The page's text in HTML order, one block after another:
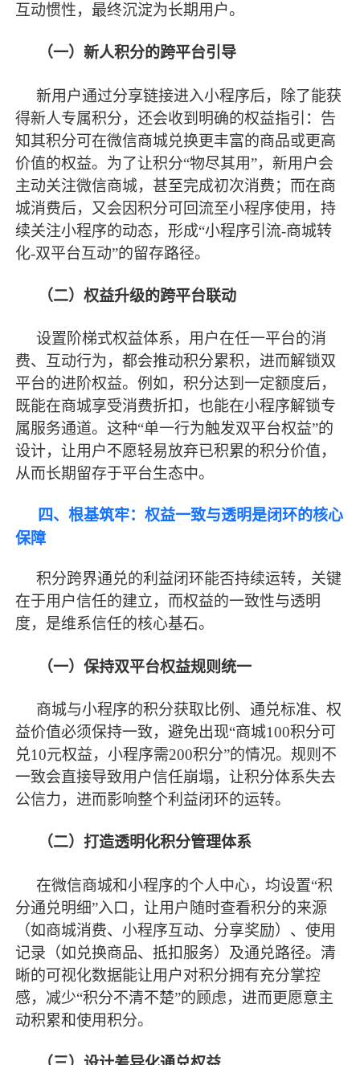
互动惯性， 最终沉淀为长期用户。
（一）新人积分的跨平台引导
新用户通过分享链接进入小程序后，除了能获
得新人专属积分，还会收到明确的权益指引：告
知其积分可在微信商城兑换更丰富的商品或更高
价值的权益。为了让积分“物尽其用”，新用户会
主动关注微信商城，甚至完成初次消费；而在商
城消费后，又会因积分可回流至小程序使用，持
续关注小程序的动态，形成“小程序引流-商城转
化-双平台互动”的留存路径。
（二）权益升级的跨平台联动
设置阶梯式权益体系，用户在任一平台的消
费、互动行为，都会推动积分累积，进而解锁双
平台的进阶权益。例如，积分达到一定额度后，
既能在商城享受消费折扣，也能在小程序解锁专
属服务通道。这种“单一行为触发双平台权益”的
设计，让用户不愿轻易放弃已积累的积分价值，
从而长期留存于平台生态中。
四、根基筑牢：权益一致与透明是闭环的核心
保障
积分跨界通兑的利益闭环能否持续运转，关键
在于用户信任的建立，而权益的一致性与透明
度，是维系信任的核心基石。
（一）保持双平台权益规则统一
商城与小程序的积分获取比例、通兑标准、权
益价值必须保持一致，避免出现“商城100积分可
兑10元权益，小程序需200积分”的情况。规则不
一致会直接导致用户信任崩塌，让积分体系失去
公信力，进而影响整个利益闭环的运转。
（二）打造透明化积分管理体系
在微信商城和小程序的个人中心，均设置“积
分通兑明细”入口，让用户随时查看积分的来源
（如商城消费、小程序互动、分享奖励）、使用
记录（如兑换商品、抵扣服务）及通兑路径。清
晰的可视化数据能让用户对积分拥有充分掌控
感，减少“积分不清不楚”的顾虑，进而更愿意主
动积累和使用积分。